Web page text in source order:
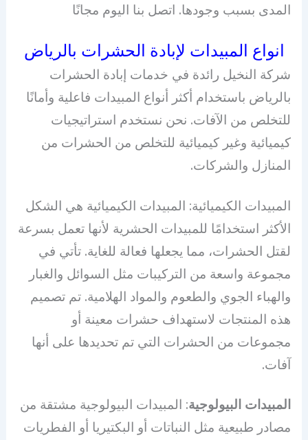
المدى بسبب وجودها. اتصل بنا اليوم مجانًا
انواع المبيدات لإبادة الحشرات بالرياض
شركة النخيل رائدة في خدمات إبادة الحشرات
بالرياض باستخدام أكثر أنواع المبيدات فاعلية وأمانًا
للتخلص من الآفات. نحن نستخدم استراتيجيات
كيميائية وغير كيميائية للتخلص من الحشرات من
المنازل والشركات.
المبيدات الكيميائية: المبيدات الكيميائية هي الشكل
الأكثر استخدامًا للمبيدات الحشرية لأنها تعمل بسرعة
لقتل الحشرات، مما يجعلها فعالة للغاية. تأتي في
مجموعة واسعة من التركيبات مثل السوائل والغبار
والهباء الجوي والطعوم والمواد الهلامية. تم تصميم
هذه المنتجات لاستهداف حشرات معينة أو
مجموعات من الحشرات التي تم تحديدها على أنها
آفات.
المبيدات البيولوجية: المبيدات البيولوجية مشتقة من
مصادر طبيعية مثل النباتات أو البكتيريا أو الفطريات